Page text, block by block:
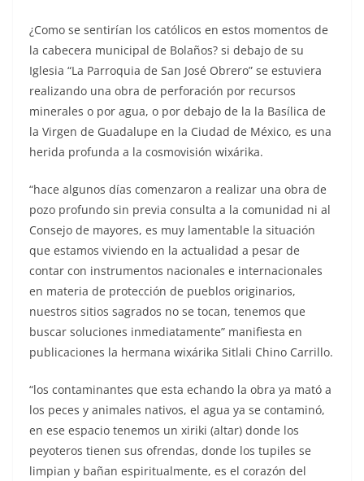
¿Como se sentirían los católicos en estos momentos de
la cabecera municipal de Bolaños? si debajo de su
Iglesia “La Parroquia de San José Obrero” se estuviera
realizando una obra de perforación por recursos
minerales o por agua, o por debajo de la la Basílica de
la Virgen de Guadalupe en la Ciudad de México, es una
herida profunda a la cosmovisión wixárika.
“hace algunos días comenzaron a realizar una obra de
pozo profundo sin previa consulta a la comunidad ni al
Consejo de mayores, es muy lamentable la situación
que estamos viviendo en la actualidad a pesar de
contar con instrumentos nacionales e internacionales
en materia de protección de pueblos originarios,
nuestros sitios sagrados no se tocan, tenemos que
buscar soluciones inmediatamente” manifiesta en
publicaciones la hermana wixárika Sitlali Chino Carrillo.
“los contaminantes que esta echando la obra ya mató a
los peces y animales nativos, el agua ya se contaminó,
en ese espacio tenemos un xiriki (altar) donde los
peyoteros tienen sus ofrendas, donde los tupiles se
limpian y bañan espiritualmente, es el corazón del